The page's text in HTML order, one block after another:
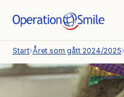
Start Året som gått 2024/2025